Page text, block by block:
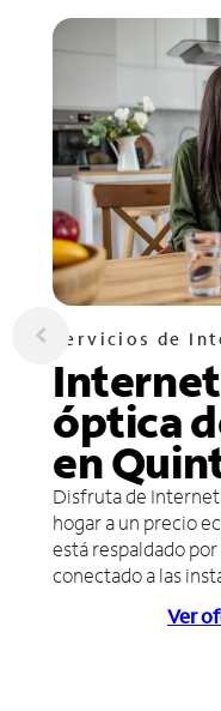
Servicios de
óptica
en
Disfruta de
hogar a un precio
está respaldado
conectado a las
Ver